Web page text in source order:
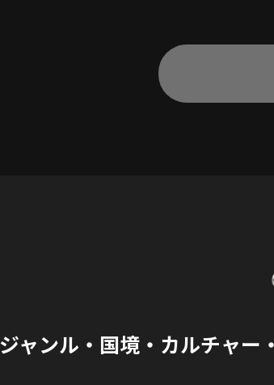
ジャンル・国境・カルチャー ・